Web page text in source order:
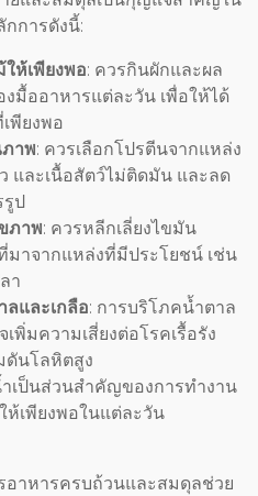
การดังนี้:
ห้เพียงพอ: ควรกินผักและผล
มื้ออาหารแต่ละวัน เพื่อให้ได้
พียงพอ
าพ: ควรเลือกโปรตีนจากแหล่ง
และเนื้อสัตว์ไม่ติดมัน และลด
รูป
ภาพ: ควรหลีกเลี่ยงไขมัน
มาจากแหล่งที่มีประโยชน์ เช่น
า
และเกลือ: การบริโภคน้ำตาล
พิ่มความเสี่ยงต่อโรคเรื้อรัง
ดันโลหิตสูง
ำเป็นส่วนสำคัญของการทำงาน
ห้เพียงพอในแต่ละวัน
าหารครบถ้วนและสมดุลช่วย